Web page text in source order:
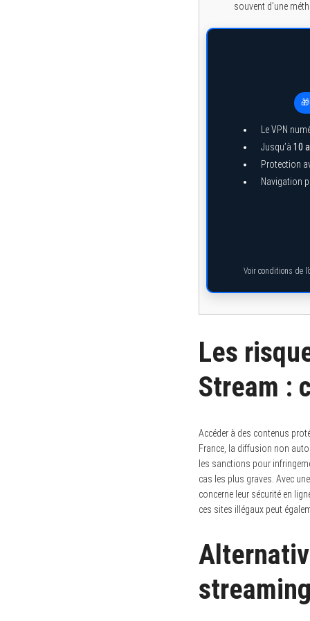
souvent d’une
Le VPN
Jusqu’à 10
Protection
Navigation
Voir conditions de
Les
Stream :
Accéder à des contenus
France, la diffusion non
les sanctions pour
cas les plus graves. Avec
concerne leur sécurité en
ces sites illégaux peut